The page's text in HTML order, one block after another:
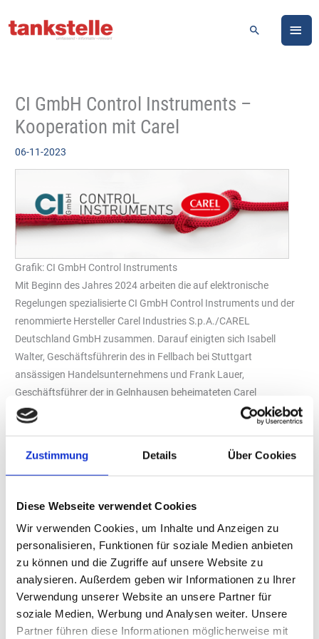
Zustimmung Details Über Cookies
Diese Webseite verwendet Cookies
Wir verwenden Cookies, um Inhalte und Anzeigen zu
personalisieren, Funktionen für soziale Medien anbieten
zu können und die Zugriffe auf unsere Website zu
analysieren. Außerdem geben wir Informationen zu Ihrer
Verwendung unserer Website an unsere Partner für
soziale Medien, Werbung und Analysen weiter. Unsere
Partner führen diese Informationen möglicherweise mit
Inhalt
Suchen
CI GmbH Control Instruments –
Kooperation mit Carel
06-11-2023
Grafik: CI GmbH Control Instruments
Mit Beginn des Jahres 2024 arbeiten die auf elektronische
Regelungen spezialisierte CI GmbH Control Instruments und der
renommierte Hersteller Carel Industries S.p.A./CAREL
Deutschland GmbH zusammen. Darauf einigten sich Isabell
Walter, Geschäftsführerin des in Fellbach bei Stuttgart
ansässigen Handelsunternehmens und Frank Lauer,
Geschäftsführer der in Gelnhausen beheimateten Carel
Deutschland GmbH. Die neue Partnerschaft sieht den Vertrieb der
kältetechnischen Produkte von Carel in Deutschland, Österreich
Inbetriebnahmen, Wartungs- und Servicearbeiten plus das
Monitoring und Fernwartungsangeboten für Kälteanlagen ideal
ergänzen und erweitern“, freut sich Isabell Walter über die neuen
Möglichkeiten. Und auch Frank Lauer sieht Synergien und
Erweiterungen: „Durch die langjährige Erfahrung im Bereich
Regelung und Fernüberwachung sehen wir die CI GmbH Control
Instruments als idealen neuen Partner zur Erweiterung unserer